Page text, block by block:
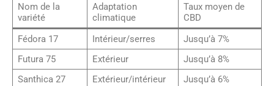
Nom de la
variété
Adaptation
climatique
Taux moyen de
CBD
Fédora 17
Intérieur/serres
Jusqu’à 7%
Futura 75
Extérieur
Jusqu’à 8%
Santhica 27
Extérieur/intérieur Jusqu’à 6%